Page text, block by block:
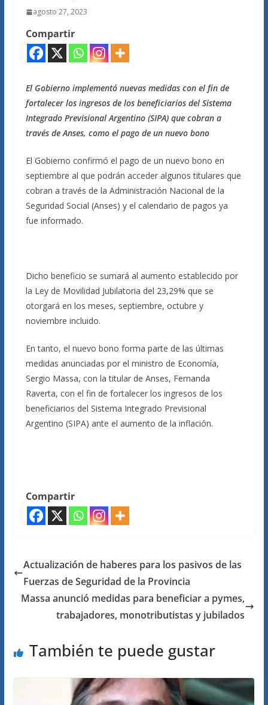
agosto 27, 2023
Compartir
El Gobierno implementó nuevas medidas con el fin de
fortalecer los ingresos de los beneficiarios del Sistema
Integrado Previsional Argentino (SIPA) que cobran a
través de Anses, como el pago de un nuevo bono
El Gobierno confirmó el pago de un nuevo bono en
septiembre al que podrán acceder algunos titulares que
cobran a través de la Administración Nacional de la
Seguridad Social (Anses) y el calendario de pagos ya
fue informado.
Dicho beneficio se sumará al aumento establecido por
la Ley de Movilidad Jubilatoria del 23,29% que se
otorgará en los meses, septiembre, octubre y
noviembre incluido.
En tanto, el nuevo bono forma parte de las últimas
medidas anunciadas por el ministro de Economía,
Sergio Massa, con la titular de Anses, Fernanda
Raverta, con el fin de fortalecer los ingresos de los
beneficiarios del Sistema Integrado Previsional
Argentino (SIPA) ante el aumento de la inflación.
Compartir
Actualización de haberes para los pasivos de las
Fuerzas de Seguridad de la Provincia
Massa anunció medidas para beneficiar a pymes,
trabajadores, monotributistas y jubilados
También te puede gustar